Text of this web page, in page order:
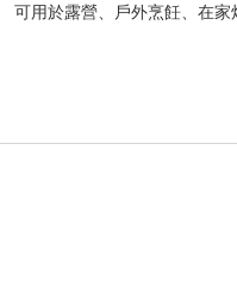
可用於露營、戶外烹飪、在家